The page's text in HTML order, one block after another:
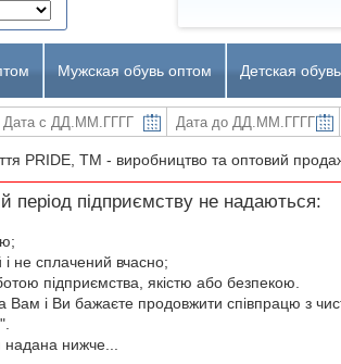
Мужская обувь оптом Детская
PRIDE, TM - виробництво та оптовий
період підприємству не надаються:
не сплачений вчасно;
підприємства, якістю або безпекою.
і Ви бажаєте продовжити співпрацю з
нижче...